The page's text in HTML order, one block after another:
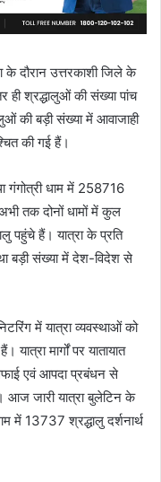
दौरान उत्तरकाशी जिले के
ही श्रद्धालुओं की संख्या पांच
की बड़ी संख्या में आवाजाही
की गई हैं।
गंगोत्री धाम में 258716
तक दोनों धामों में कुल
पहुंचे हैं। यात्रा के प्रति
बड़ी संख्या में देश-विदेश से
में यात्रा व्यवस्थाओं को
मार्गों पर यातायात
एवं आपदा प्रबंधन से
आज जारी यात्रा बुलेटिन के
में 13737 श्रद्धालु दर्शनार्थ